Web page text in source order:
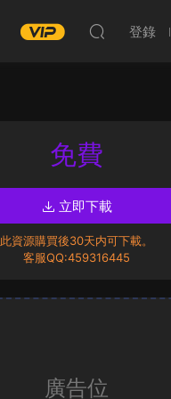
登錄
免費
立即下載
此資源購買後30天内可下載。
客服QQ:459316445
廣告位